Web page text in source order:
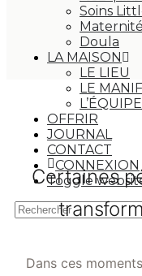
Soins
Doula
LA MAISON
LE LIEU
LE
L’ÉQUIPE
OFFRIR
JOURNAL
CONTACT
CONNEXION
Toggle
Certaines
Dans ces